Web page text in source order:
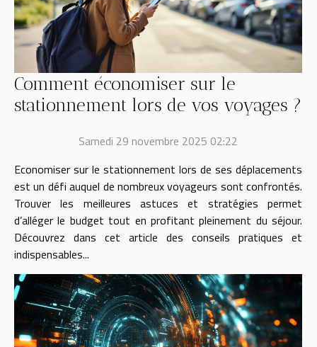
Comment économiser sur le
stationnement lors de vos voyages ?
Samedi 29 novembre 2025 02:22
Economiser sur le stationnement lors de ses déplacements
est un défi auquel de nombreux voyageurs sont confrontés.
Trouver les meilleures astuces et stratégies permet
d’alléger le budget tout en profitant pleinement du séjour.
Découvrez dans cet article des conseils pratiques et
indispensables...